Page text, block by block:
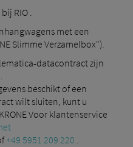
RIO .
met een
Slimme Verzamelbox").
datacontract zijn
beschikt of een
wilt sluiten, kunt u
Voor klantenservice
+49 5951 209 220 .